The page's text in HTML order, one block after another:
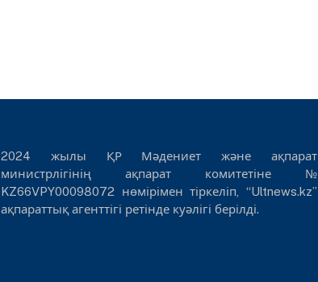
2024 жылы ҚР Мәдениет және ақпарат
министрлігінің ақпарат комитетіне №
KZ66VPY00098072 нөмірімен тіркеліп, “Ultnews.kz”
ақпараттық агенттігі ретінде куәлігі берілді.